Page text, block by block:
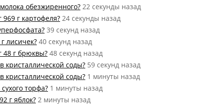
обезжиренного? 22 секунды назад
969 г картофеля? 24 секунды назад
39 секунд назад
лисичек? 40 секунд назад
48 г брюквы? 48 секунд назад
кристаллической соды? 59 секунд назад
кристаллической соды? 1 минуты назад
торфа? 1 минуты назад
г яблок? 2 минуты назад